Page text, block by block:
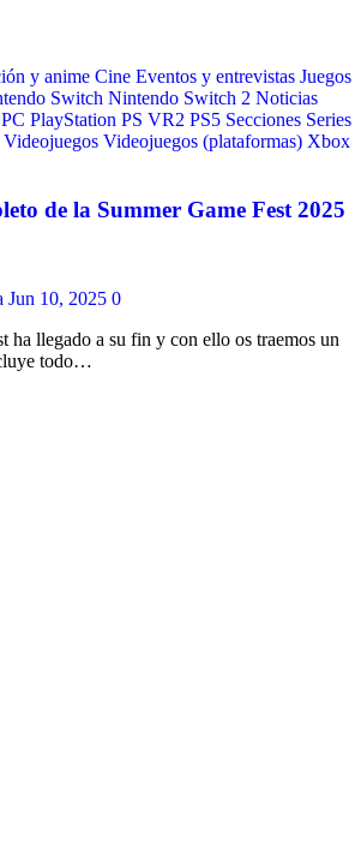
y anime Cine Eventos y entrevistas Juegos
Switch Nintendo Switch 2 Noticias
PC PlayStation PS VR2 PS5 Secciones Series
Videojuegos Videojuegos (plataformas) Xbox
de la Summer Game Fest 2025
Jun 10, 2025 0
ha llegado a su fin y con ello os traemos un
todo…